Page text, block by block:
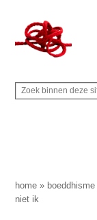
naar
de
inhoud
secondary
naar
de
sidebar
naar
de
Rechts
Z
p
d
Z
i
n
home » boeddhisme
niet ik